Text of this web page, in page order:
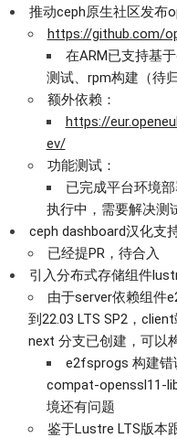
推动ceph原生社区发布
https://github.com/
在ARM已支持基
测试、rpm构建（待归
额外依赖：
https://
ev/
功能测试：
已完成平台环境
执行中，需要解决测
ceph dashboard汉化支
已经提PR，待合入
引入分布式存储组件
由于server依赖组件
到22.03 LTS SP2，
next 分支已创建，可以构
e2fsprogs 构建错
compat-openssl11-
境还有问题
鉴于Lustre LTS版本